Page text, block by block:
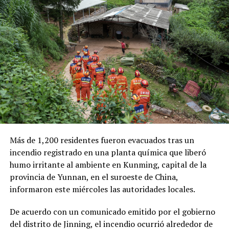
Los trabajadores de emergencia retiran un cuerpo de la
escena de la colisión de un helicóptero cerca de
Seaworld, en Gold Coast, Australia, el lunes 2 de enero
La compañía no confirmó si operó uno o ambos
Las autoridades también señalaron que el robo de
combustible provocó pérdidas cercanas a los 530
millones de dólares para Pemex al cierre del segundo
trimestre, cifra que representa un incremento del 20 %
en comparación con el mismo período de 2025.
Como antecedente, recordaron que una toma
clandestina en un ducto de Pemex provocó una
explosión en 2019, en el estado de Hidalgo, dejando un
saldo de 137 personas fallecidas.
Comparte esto:
Facebook X
Más de 1,200 residentes fueron evacuados tras un
incendio registrado en una planta química que liberó
humo irritante al ambiente en Kunming, capital de la
provincia de Yunnan, en el suroeste de China,
informaron este miércoles las autoridades locales.
De acuerdo con un comunicado emitido por el gobierno
del distrito de Jinning, el incendio ocurrió alrededor de